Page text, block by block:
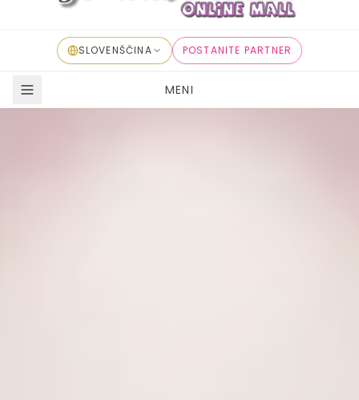
SLOVENŠČINA POSTANITE PARTNER
MENI